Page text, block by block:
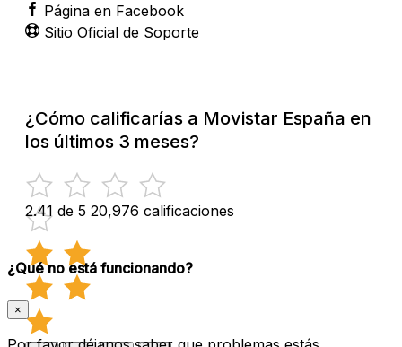
Página en Facebook
Sitio Oficial de Soporte
¿Cómo calificarías a Movistar España en
los últimos 3 meses?
2.41 de 5 20,976 calificaciones
¿Qué no está funcionando?
×